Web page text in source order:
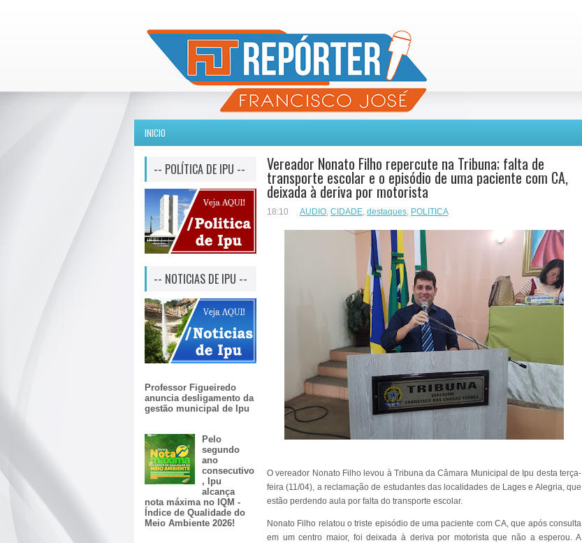
INICIO
-- POLÍTICA DE IPU --
-- NOTICIAS DE IPU --
Professor Figueiredo
anuncia desligamento da
gestão municipal de Ipu
Pelo
segundo
ano
consecutivo
, Ipu
alcança
nota máxima no IQM -
Índice de Qualidade do
Meio Ambiente 2026!
Vereador Nonato Filho repercute na Tribuna; falta de
transporte escolar e o episódio de uma paciente com CA,
deixada à deriva por motorista
18:10 AUDIO, CIDADE, destaques, POLITICA
O vereador Nonato Filho levou à Tribuna da Câmara Municipal de Ipu desta terça-
feira (11/04), a reclamação de estudantes das localidades de Lages e Alegria, que
estão perdendo aula por falta do transporte escolar.
Nonato Filho relatou o triste episódio de uma paciente com CA, que após consulta
em um centro maior, foi deixada à deriva por motorista que não a esperou. A